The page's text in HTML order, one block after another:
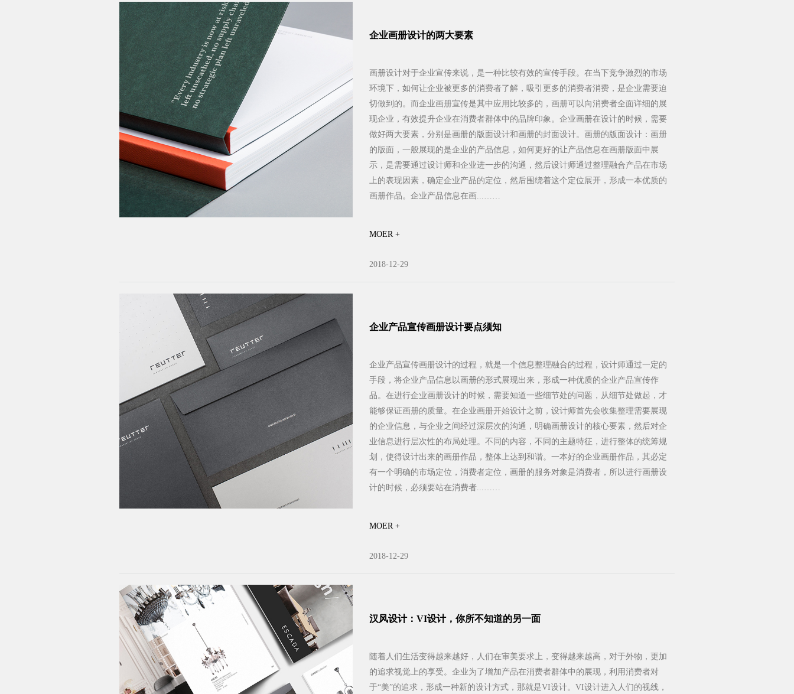
企业画册设计的两大要素
画册设计对于企业宣传来说，是一种比较有效的宣传手段。在当下竞争激烈的市场
环境下，如何让企业被更多的消费者了解，吸引更多的消费者消费，是企业需要迫
切做到的。而企业画册宣传是其中应用比较多的，画册可以向消费者全面详细的展
现企业，有效提升企业在消费者群体中的品牌印象。企业画册在设计的时候，需要
做好两大要素，分别是画册的版面设计和画册的封面设计。画册的版面设计：画册
的版面，一般展现的是企业的产品信息，如何更好的让产品信息在画册版面中展
示，是需要通过设计师和企业进一步的沟通，然后设计师通过整理融合产品在市场
上的表现因素，确定企业产品的定位，然后围绕着这个定位展开，形成一本优质的
画册作品。企业产品信息在画...……
MOER +
2018-12-29
企业产品宣传画册设计要点须知
企业产品宣传画册设计的过程，就是一个信息整理融合的过程，设计师通过一定的
手段，将企业产品信息以画册的形式展现出来，形成一种优质的企业产品宣传作
品。在进行企业画册设计的时候，需要知道一些细节处的问题，从细节处做起，才
能够保证画册的质量。在企业画册开始设计之前，设计师首先会收集整理需要展现
的企业信息，与企业之间经过深层次的沟通，明确画册设计的核心要素，然后对企
业信息进行层次性的布局处理。不同的内容，不同的主题特征，进行整体的统筹规
划，使得设计出来的画册作品，整体上达到和谐。一本好的企业画册作品，其必定
有一个明确的市场定位，消费者定位，画册的服务对象是消费者，所以进行画册设
计的时候，必须要站在消费者...……
MOER +
2018-12-29
汉风设计：VI设计，你所不知道的另一面
随着人们生活变得越来越好，人们在审美要求上，变得越来越高，对于外物，更加
的追求视觉上的享受。企业为了增加产品在消费者群体中的展现，利用消费者对
于“美”的追求，形成一种新的设计方式，那就是VI设计。VI设计进入人们的视线，